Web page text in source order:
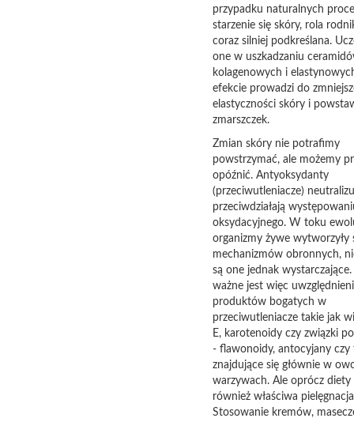
przypadku naturalnych
starzenie się skóry, rola
coraz silniej podkreślana.
one w uszkadzaniu
kolagenowych i
efekcie prowadzi do
elastyczności skóry i
zmarszczek.
Zmian skóry nie potrafimy
powstrzymać, ale możemy
opóźnić. Antyoksydanty
(przeciwutleniacze)
przeciwdziałają
oksydacyjnego. W toku
organizmy żywe wytworzyły
mechanizmów obronnych,
są one jednak
ważne jest więc
produktów bogatych w
przeciwutleniacze takie jak
E, karotenoidy czy związki
- flawonoidy, antocyjany czy
znajdujące się głównie w
warzywach. Ale oprócz
również właściwa
Stosowanie kremów,